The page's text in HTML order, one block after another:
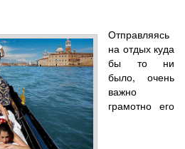
Отправляясь
на отдых куда
бы то ни
было, очень
важно
грамотно его